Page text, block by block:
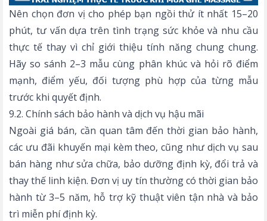
Nên chọn đơn vị cho phép bạn ngồi thử ít nhất 15–20
phút, tư vấn dựa trên tình trạng sức khỏe và nhu cầu
thực tế thay vì chỉ giới thiệu tính năng chung chung.
Hãy so sánh 2–3 mẫu cùng phân khúc và hỏi rõ điểm
mạnh, điểm yếu, đối tượng phù hợp của từng mẫu
trước khi quyết định.
9.2. Chính sách bảo hành và dịch vụ hậu mãi
Ngoài giá bán, cần quan tâm đến thời gian bảo hành,
các ưu đãi khuyến mại kèm theo, cũng như dịch vụ sau
bán hàng như sửa chữa, bảo dưỡng định kỳ, đổi trả và
thay thế linh kiện. Đơn vị uy tín thường có thời gian bảo
hành từ 3–5 năm, hỗ trợ kỹ thuật viên tận nhà và bảo
trì miễn phí định kỳ.